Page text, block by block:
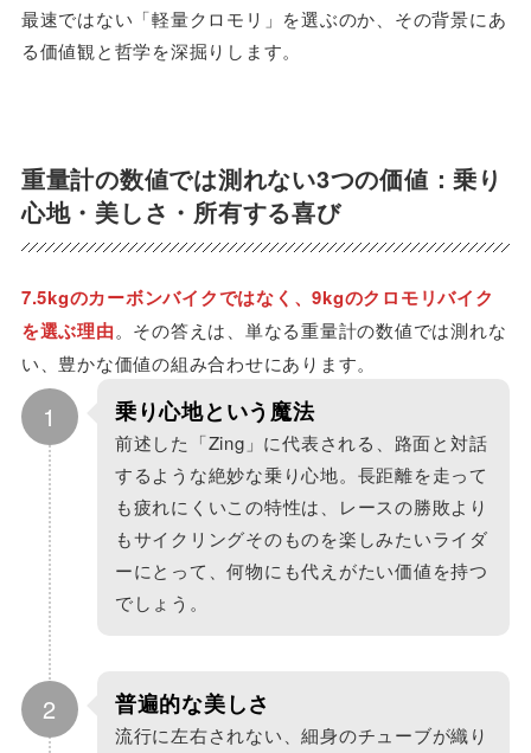
最速ではない「軽量クロモリ」を選ぶのか、その背景にあ
る価値観と哲学を深掘りします。
重量計の数値では測れない3つの価値：乗り
心地・美しさ・所有する喜び
7.5kgのカーボンバイクではなく、9kgのクロモリバイク
を選ぶ理由。その答えは、単なる重量計の数値では測れな
い、豊かな価値の組み合わせにあります。
1 乗り心地という魔法
前述した「Zing」に代表される、路面と対話
するような絶妙な乗り心地。長距離を走って
も疲れにくいこの特性は、レースの勝敗より
もサイクリングそのものを楽しみたいライダ
ーにとって、何物にも代えがたい価値を持つ
でしょう。
2 普遍的な美しさ
流行に左右されない、細身のチューブが織り